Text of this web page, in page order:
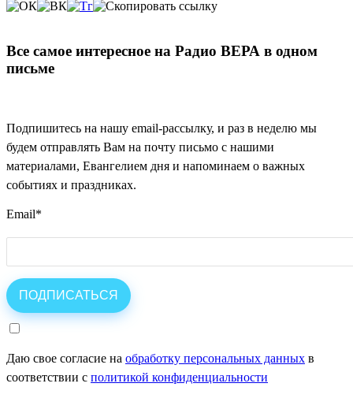
Все самое интересное на Радио ВЕРА в одном
письме
Подпишитесь на нашу email-рассылку, и раз в неделю мы
будем отправлять Вам на почту письмо с нашими
материалами, Евангелием дня и напоминаем о важных
событиях и праздниках.
Email*
Даю свое согласие на обработку персональных данных в
соответствии с политикой конфиденциальности